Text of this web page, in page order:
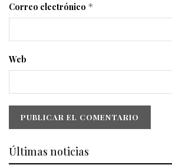
Correo electrónico *
Web
Últimas noticias